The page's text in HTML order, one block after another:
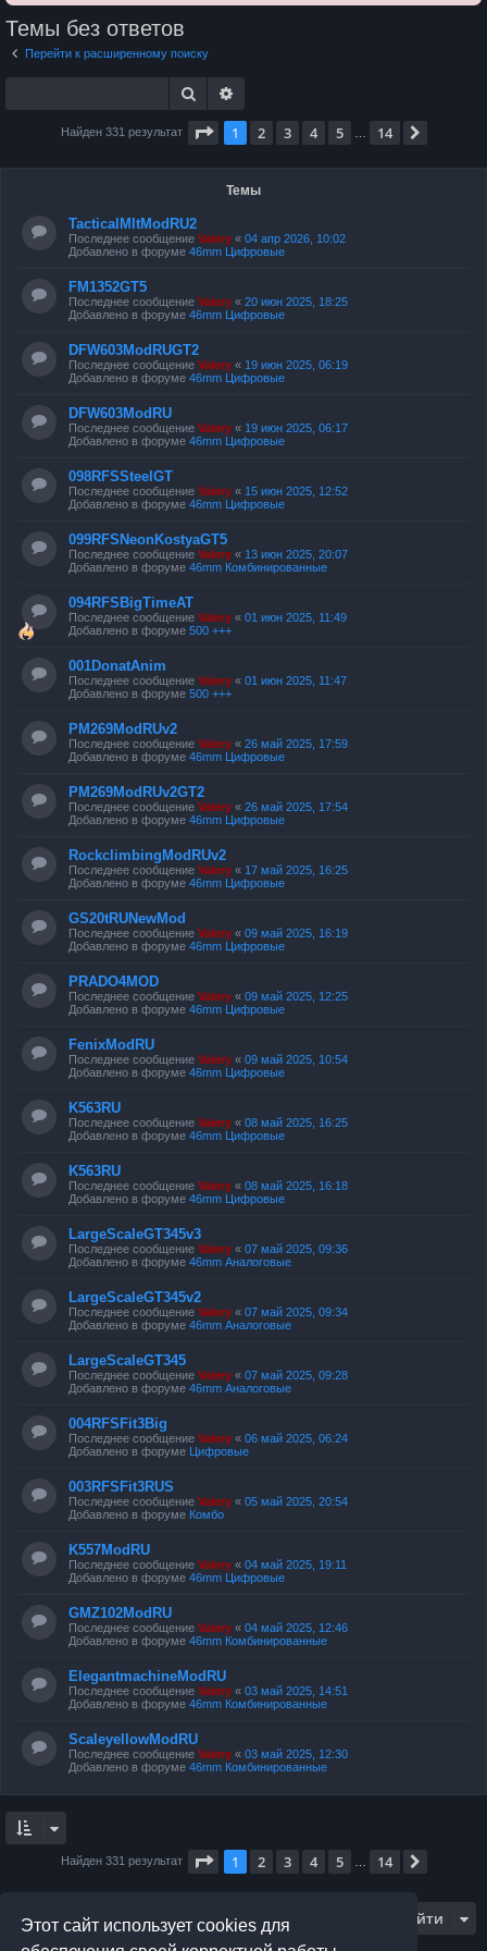
Этот сайт использует cookies для
Темы без ответов
Перейти к расширенному поиску
Поиск
Найден 331 результат Страница1 из 14
1 2 3 4 5 14
Темы
TacticalMItModRU2
Последнее сообщение Valery « 04 апр 2026, 10:02
Добавлено в форуме 46mm Цифровые
FM1352GT5
Последнее сообщение Valery « 20 июн 2025, 18:25
Добавлено в форуме 46mm Цифровые
DFW603ModRUGT2
Последнее сообщение Valery « 19 июн 2025, 06:19
Добавлено в форуме 46mm Цифровые
DFW603ModRU
Последнее сообщение Valery « 19 июн 2025, 06:17
Добавлено в форуме 46mm Цифровые
098RFSSteelGT
Последнее сообщение Valery « 15 июн 2025, 12:52
Добавлено в форуме 46mm Цифровые
099RFSNeonKostyaGT5
Последнее сообщение Valery « 13 июн 2025, 20:07
Добавлено в форуме 46mm Комбинированные
094RFSBigTimeAT
Последнее сообщение Valery « 01 июн 2025, 11:49
Добавлено в форуме 500 +++
001DonatAnim
Последнее сообщение Valery « 01 июн 2025, 11:47
Добавлено в форуме 500 +++
PM269ModRUv2
Последнее сообщение Valery « 26 май 2025, 17:59
Добавлено в форуме 46mm Цифровые
PM269ModRUv2GT2
Последнее сообщение Valery « 26 май 2025, 17:54
Добавлено в форуме 46mm Цифровые
RockclimbingModRUv2
Последнее сообщение Valery « 17 май 2025, 16:25
Добавлено в форуме 46mm Цифровые
GS20tRUNewMod
Последнее сообщение Valery « 09 май 2025, 16:19
Добавлено в форуме 46mm Цифровые
PRADO4MOD
Последнее сообщение Valery « 09 май 2025, 12:25
Добавлено в форуме 46mm Цифровые
FenixModRU
Последнее сообщение Valery « 09 май 2025, 10:54
Добавлено в форуме 46mm Цифровые
K563RU
Последнее сообщение Valery « 08 май 2025, 16:25
Добавлено в форуме 46mm Цифровые
K563RU
Последнее сообщение Valery « 08 май 2025, 16:18
Добавлено в форуме 46mm Цифровые
LargeScaleGT345v3
Последнее сообщение Valery « 07 май 2025, 09:36
Добавлено в форуме 46mm Аналоговые
LargeScaleGT345v2
Последнее сообщение Valery « 07 май 2025, 09:34
Добавлено в форуме 46mm Аналоговые
LargeScaleGT345
Последнее сообщение Valery « 07 май 2025, 09:28
Добавлено в форуме 46mm Аналоговые
004RFSFit3Big
Последнее сообщение Valery « 06 май 2025, 06:24
Добавлено в форуме Цифровые
003RFSFit3RUS
Последнее сообщение Valery « 05 май 2025, 20:54
Добавлено в форуме Комбо
K557ModRU
Последнее сообщение Valery « 04 май 2025, 19:11
Добавлено в форуме 46mm Цифровые
GMZ102ModRU
Последнее сообщение Valery « 04 май 2025, 12:46
Добавлено в форуме 46mm Комбинированные
ElegantmachineModRU
Последнее сообщение Valery « 03 май 2025, 14:51
Добавлено в форуме 46mm Комбинированные
ScaleyellowModRU
Последнее сообщение Valery « 03 май 2025, 12:30
Добавлено в форуме 46mm Комбинированные
Найден 331 результат Страница1 из 14
1 2 3 4 5 14
Перейти